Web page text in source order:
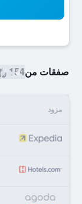
صفقات من154 ﷼
مزود